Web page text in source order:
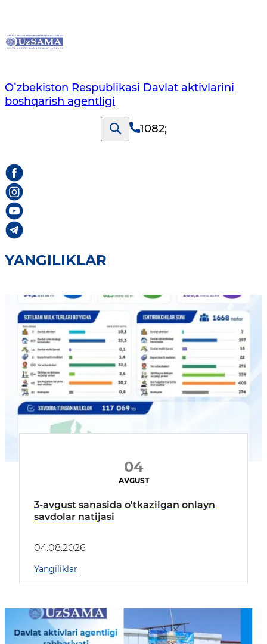
Oʻzbekiston Respublikasi Davlat aktivlarini
boshqarish agentligi
1082;
YANGILIKLAR
04
AVGUST
3-avgust sanasida o'tkazilgan onlayn
savdolar natijasi
04.08.2026
Yangiliklar